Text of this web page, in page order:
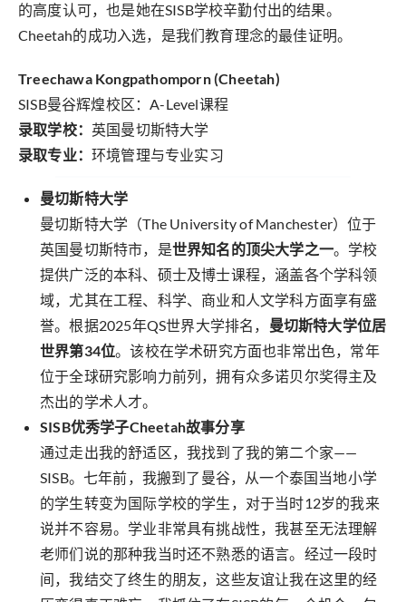
的高度认可，也是她在SISB学校辛勤付出的结果。
Cheetah的成功入选，是我们教育理念的最佳证明。
Treechawa Kongpathomporn (Cheetah)
SISB曼谷辉煌校区：A-Level课程
录取学校： 英国曼切斯特大学
录取专业： 环境管理与专业实习
曼切斯特大学
曼切斯特大学（The University of Manchester）位于
英国曼切斯特市，是世界知名的顶尖大学之一。学校
提供广泛的本科、硕士及博士课程，涵盖各个学科领
域，尤其在工程、科学、商业和人文学科方面享有盛
誉。根据2025年QS世界大学排名， 曼切斯特大学位居
世界第34位。该校在学术研究方面也非常出色，常年
位于全球研究影响力前列，拥有众多诺贝尔奖得主及
杰出的学术人才。
SISB优秀学子Cheetah故事分享
通过走出我的舒适区，我找到了我的第二个家——
SISB。七年前，我搬到了曼谷，从一个泰国当地小学
的学生转变为国际学校的学生，对于当时12岁的我来
说并不容易。学业非常具有挑战性，我甚至无法理解
老师们说的那种我当时还不熟悉的语言。经过一段时
间，我结交了终生的朋友，这些友谊让我在这里的经